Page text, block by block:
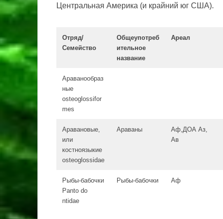
Центральная Америка (и крайний юг США).
Отряд/
Семейство
Общеупотреб
ительное
название
Ареал
Араванообраз
ные
osteoglossifor
mes
Аравановые,
или
костноязыкие
osteoglossidae
Араваны
Аф,ДОА Аз,
Ав
Рыбы-бабочки
Panto do
ntidae
Рыбы-бабочки Аф